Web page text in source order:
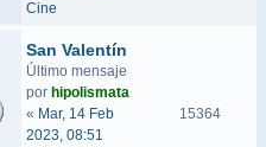
Cine
San Valentín
Último mensaje
por hipolismata
« Mar, 14 Feb
2023, 08:51
15364